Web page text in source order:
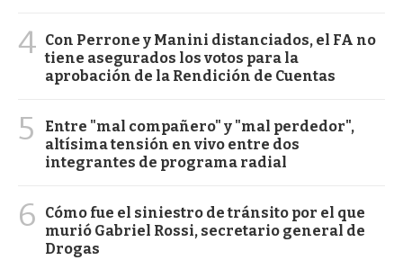
4 Con Perrone y Manini distanciados, el FA no
tiene asegurados los votos para la
aprobación de la Rendición de Cuentas
5
Entre "mal compañero" y "mal perdedor",
altísima tensión en vivo entre dos
integrantes de programa radial
6
Cómo fue el siniestro de tránsito por el que
murió Gabriel Rossi, secretario general de
Drogas